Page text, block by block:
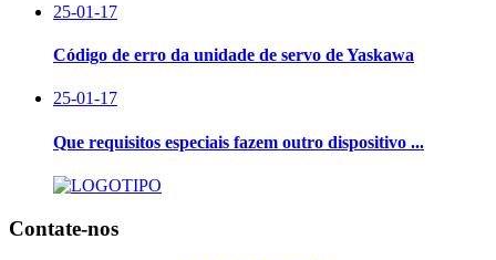
25-01-17
Código de erro da unidade de servo de Yaskawa
25-01-17
Que requisitos especiais fazem outro dispositivo ...
Contate-nos